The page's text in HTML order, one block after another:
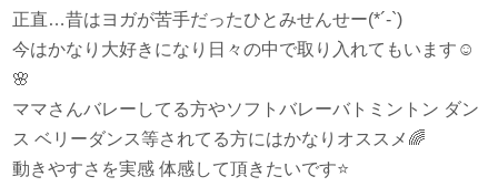
正直…昔はヨガが苦手だったひとみせんせー(*´-`)
今はかなり大好きになり日々の中で取り入れてもいます ☺️
🌸
ママさんバレーしてる方やソフトバレーバトミントン ダン
ス ベリーダンス等されてる方にはかなりオススメ 🌈
動きやすさを実感 体感して頂きたいです⭐️